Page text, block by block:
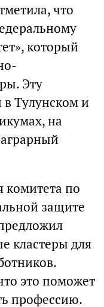
что
который
Эту
в Тулунском и
на
комитета по
защите
кластеры для
это поможет
профессию.